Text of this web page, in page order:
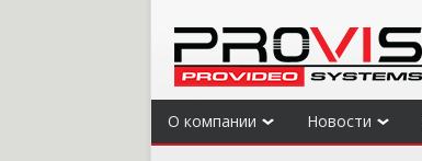
О компании Новости